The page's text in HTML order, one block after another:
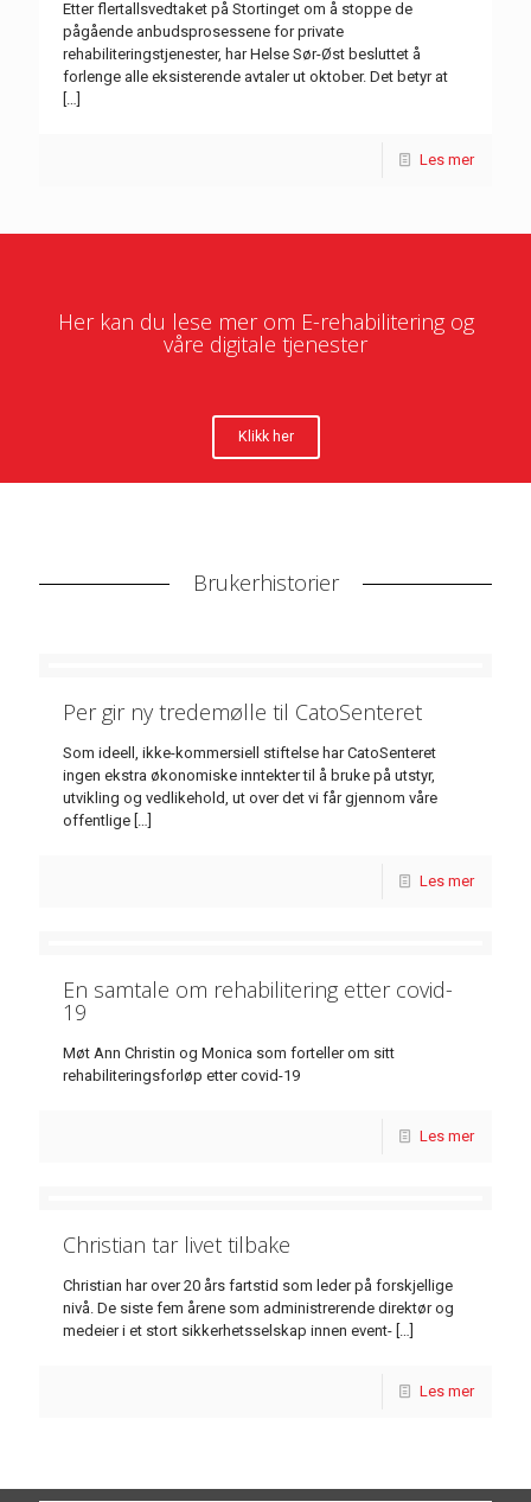
Etter flertallsvedtaket på Stortinget om å stoppe de
pågående anbudsprosessene for private
rehabiliteringstjenester, har Helse Sør-Øst besluttet å
forlenge alle eksisterende avtaler ut oktober. Det betyr at
[…]
Les mer
Her kan du lese mer om E-rehabilitering og
våre digitale tjenester
Klikk her
Brukerhistorier
Per gir ny tredemølle til CatoSenteret
Som ideell, ikke-kommersiell stiftelse har CatoSenteret
ingen ekstra økonomiske inntekter til å bruke på utstyr,
utvikling og vedlikehold, ut over det vi får gjennom våre
offentlige […]
Les mer
En samtale om rehabilitering etter covid-
19
Møt Ann Christin og Monica som forteller om sitt
rehabiliteringsforløp etter covid-19
Les mer
Christian tar livet tilbake
Christian har over 20 års fartstid som leder på forskjellige
nivå. De siste fem årene som administrerende direktør og
medeier i et stort sikkerhetsselskap innen event- […]
Les mer